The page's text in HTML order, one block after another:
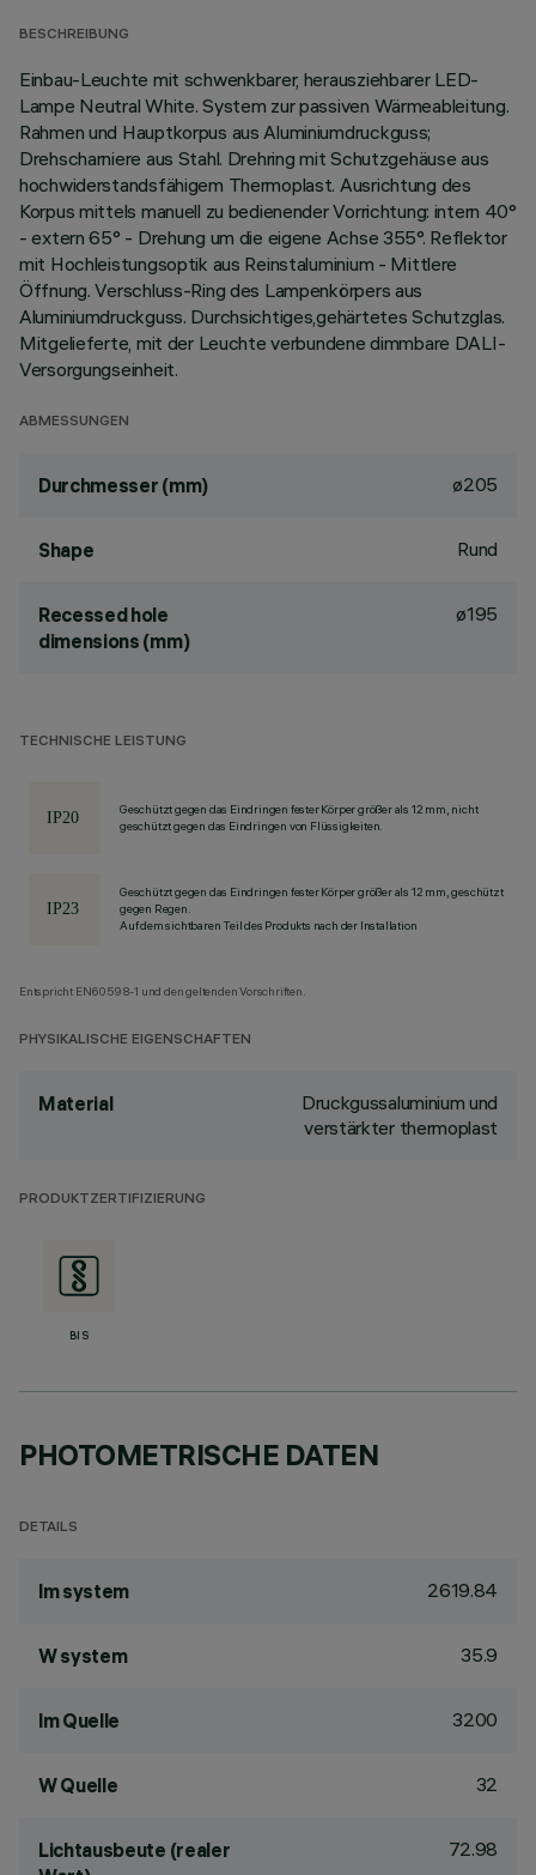
BESCHREIBUNG
Einbau-Leuchte mit schwenkbarer, herausziehbarer LED-
Lampe Neutral White. System zur passiven Wärmeableitung.
Rahmen und Hauptkorpus aus Aluminiumdruckguss;
Drehscharniere aus Stahl. Drehring mit Schutzgehäuse aus
hochwiderstandsfähigem Thermoplast. Ausrichtung des
Korpus mittels manuell zu bedienender Vorrichtung: intern 40°
- extern 65° - Drehung um die eigene Achse 355°. Reflektor
mit Hochleistungsoptik aus Reinstaluminium - Mittlere
Öffnung. Verschluss-Ring des Lampenkörpers aus
Aluminiumdruckguss. Durchsichtiges,gehärtetes Schutzglas.
Mitgelieferte, mit der Leuchte verbundene dimmbare DALI-
Versorgungseinheit.
ABMESSUNGEN
Durchmesser (mm) ø205
Shape Rund
Recessed hole
dimensions (mm)
ø195
TECHNISCHE LEISTUNG
Geschützt gegen das Eindringen fester Körper größer als 12 mm, nicht
geschützt gegen das Eindringen von Flüssigkeiten.
Geschützt gegen das Eindringen fester Körper größer als 12 mm, geschützt
gegen Regen.
Auf dem sichtbaren Teil des Produkts nach der Installation
Entspricht EN60598-1 und den geltenden Vorschriften.
PHYSIKALISCHE EIGENSCHAFTEN
Material
Druckgussaluminium und
verstärkter thermoplast
PRODUKTZERTIFIZIERUNG
BIS
PHOTOMETRISCHE DATEN
DETAILS
lm system 2619.84
W system 35.9
lm Quelle 3200
W Quelle 32
Lichtausbeute (realer
72.98